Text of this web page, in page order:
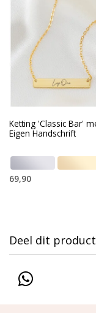
Ketting 'Classic Bar'
Eigen Handschrift
69,90
Deel dit product